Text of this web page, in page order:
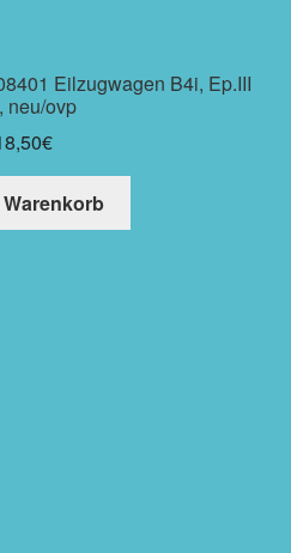
Eilzugwagen B4i, Ep.III
neu/ovp
€